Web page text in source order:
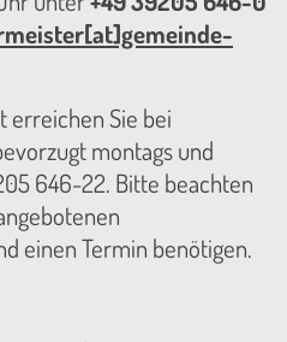
erreichen Sie bei
montags und
646-22. Bitte beachten
einen Termin benötigen.